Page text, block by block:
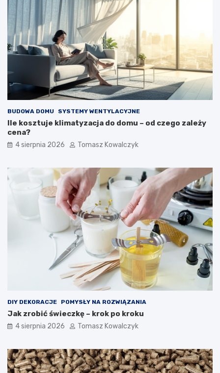
BUDOWA DOMU SYSTEMY WENTYLACYJNE
Ile kosztuje klimatyzacja do domu – od czego zależy
cena?
4 sierpnia 2026 Tomasz Kowalczyk
DIY DEKORACJE POMYSŁY NA ROZWIĄZANIA
Jak zrobić świeczkę – krok po kroku
4 sierpnia 2026 Tomasz Kowalczyk